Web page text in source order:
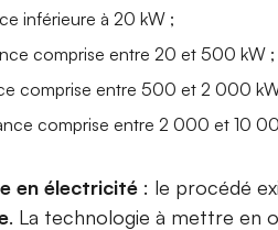
inférieure à 20 kW ;
comprise entre 20 et 500 kW ;
comprise entre 500 et 2 000
comprise entre 2 000 et 10
en électricité : le procédé
. La technologie à mettre en